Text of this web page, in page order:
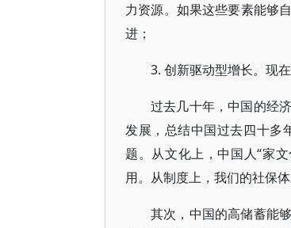
力资源。如果这些要素能够
进；
3. 创新驱动型增长。现
过去几十年，中国的经
发展，总结中国过去四十多
题。从文化上，中国人“家
用。从制度上，我们的社保
其次，中国的高储蓄能